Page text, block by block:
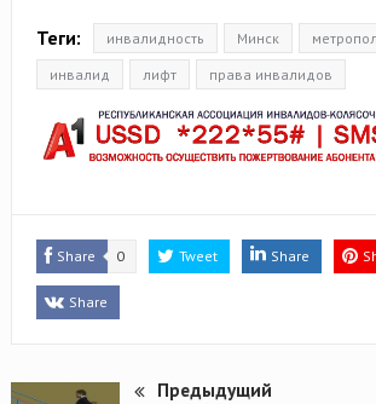
Теги: инвалидность Минск
инвалид
лифт права инвалидов
Share 0 Tweet Share
Share
Предыдущий